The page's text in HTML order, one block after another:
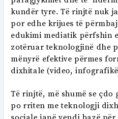
kundër tyre. Të rinjtë nuk
por edhe krijues të
edukimi mediatik përfshin
zotëruar teknologjinë dhe
mënyrë efektive përmes
dixhitale (video,
Të rinjtë, më shumë se çdo
po rriten me teknologji